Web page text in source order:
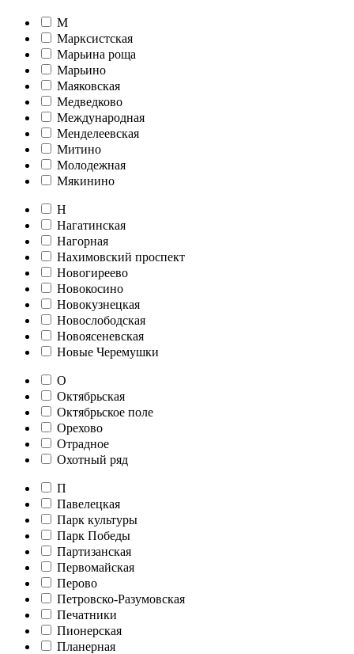
М
Марксистская
Марьина роща
Марьино
Маяковская
Медведково
Международная
Менделеевская
Митино
Молодежная
Мякинино
Н
Нагатинская
Нагорная
Нахимовский проспект
Новогиреево
Новокосино
Новокузнецкая
Новослободская
Новоясеневская
Новые Черемушки
О
Октябрьская
Октябрьское поле
Орехово
Отрадное
Охотный ряд
П
Павелецкая
Парк культуры
Парк Победы
Партизанская
Первомайская
Перово
Петровско-Разумовская
Печатники
Пионерская
Планерная